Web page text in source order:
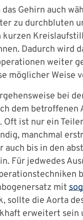
Gehirn auch
zu durchbluten
kurzen
Dadurch wird
weiter
möglicher Weise
bei
dem betroffenen
Oft ist nur ein
manchmal
auch bis in den
Für jedwedes
mit
sollte die Aorta
erweitert sein